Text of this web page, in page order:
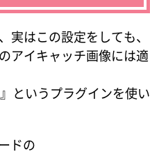
実はこの設定をしても、
アイキャッチ画像には適
』というプラグインを使い
ドの